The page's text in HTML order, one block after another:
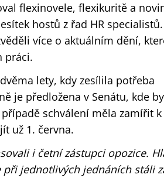
flexinovele, flexikuritě a
hostů z řad HR
více o aktuálním dění,
práci.
lety, kdy zesílila potřeba
je předložena v Senátu, kde
schválení měla zamířit k
už 1. června.
i četní zástupci opozice.
jednotlivých jednáních stáli